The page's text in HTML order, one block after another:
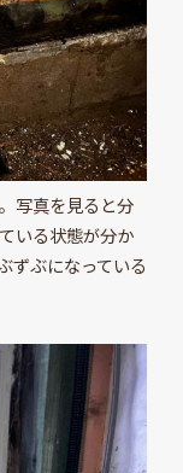
写真を見ると分
いる状態が分か
ずぶになっている